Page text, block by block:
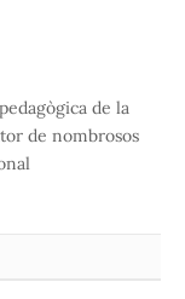
de la
de nombrosos